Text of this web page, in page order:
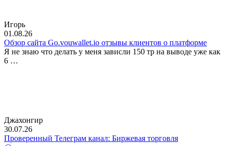
Игорь
01.08.26
Обзор сайта Go.vouwallet.io отзывы клиентов о платформе
Я не знаю что делать у меня зависли 150 тр на выводе уже как
6 …
Джахонгир
30.07.26
Проверенный Телеграм канал: Биржевая торговля